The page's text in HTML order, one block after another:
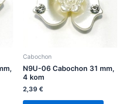
Cabochon
N9U-06 Cabochon 31 mm,
4 kom
2,39 €